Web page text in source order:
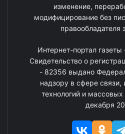
изменение,
модифицирование без
правообладателя
Интернет-портал
Свидетельство о
- 82356 выдано
надзору в сфере
технологий и
декабря